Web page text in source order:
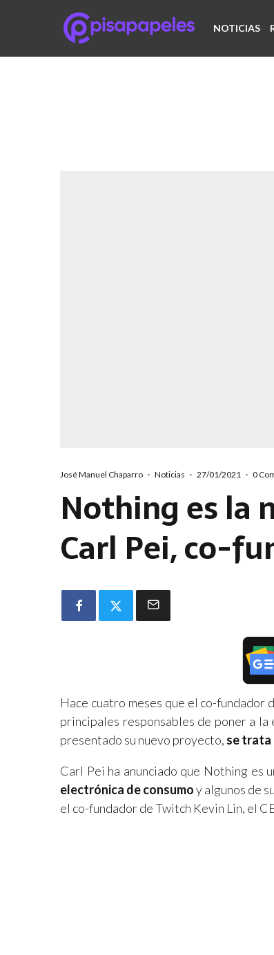
NOTICIAS
José Manuel Chaparro · Noticias · 27/01/2021 · 0
Nothing es la
Carl Pei, co-
Hace cuatro meses que el co-fundador
principales responsables de poner a la
presentado su nuevo proyecto, se trata
Carl Pei ha anunciado que Nothing es
electrónica de consumoy algunos de
el co-fundador de Twitch Kevin Lin, el